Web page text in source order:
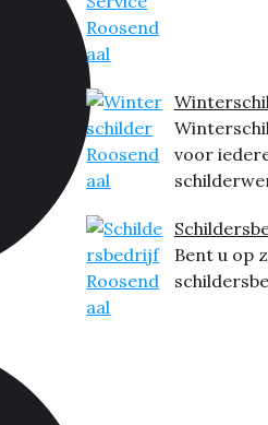
voor
Bent u op